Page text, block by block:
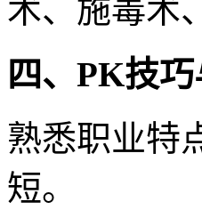
术、施毒术
四、PK技巧
熟悉职业特
短。